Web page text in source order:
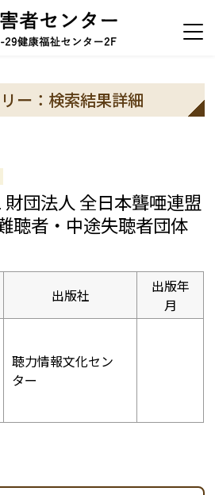
ー：検索結果詳細
団法人 全日本聾唖連盟
聴者・中途失聴者団体
出版社
出版年
月
聴力情報文化セン
ター